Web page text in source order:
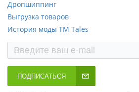
Дропшиппинг
Выгрузка товаров
История моды ТМ Tales
ПОДПИСАТЬСЯ